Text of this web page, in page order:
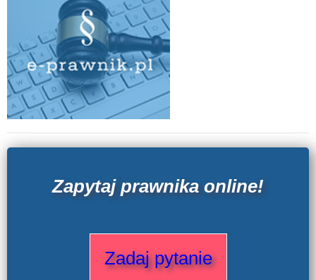
Zapytaj prawnika online!
Zadaj pytanie